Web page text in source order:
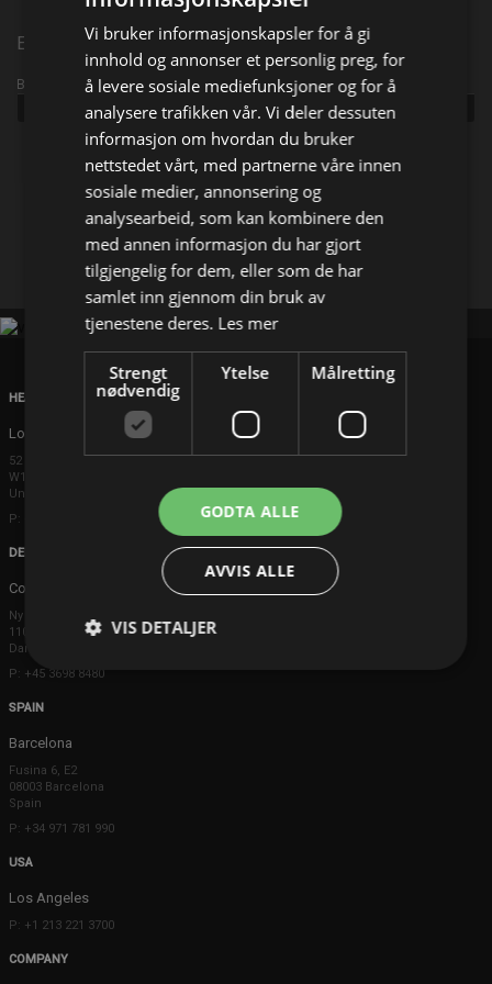
Episode 137
Broadcast info
2026
Facebook X
HEAD OFFICE
London
52 Brook Street
W1K 5DS London
United Kingdom
P: +44 203 608 8181
DENMARK
Copenhagen
Ny Østergade 20
1101 København K
Danmark
P: +45 3698 8480
SPAIN
Barcelona
Fusina 6, E2
08003 Barcelona
Spain
P: +34 971 781 990
USA
Los Angeles
P: +1 213 221 3700
COMPANY
Vi bruker informasjonskapsler for å gi
innhold og annonser et personlig preg, for
å levere sosiale mediefunksjoner og for å
analysere trafikken vår. Vi deler dessuten
informasjon om hvordan du bruker
nettstedet vårt, med partnerne våre innen
sosiale medier, annonsering og
analysearbeid, som kan kombinere den
med annen informasjon du har gjort
tilgjengelig for dem, eller som de har
samlet inn gjennom din bruk av
tjenestene deres. Les mer
Strengt
nødvendig
Ytelse Målretting
GODTA ALLE
AVVIS ALLE
VIS DETALJER